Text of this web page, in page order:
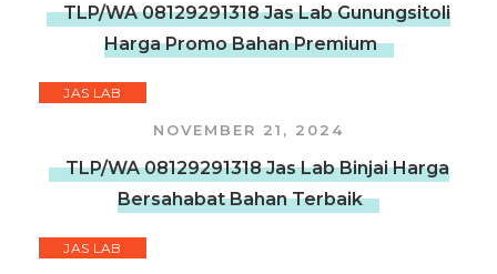
TLP/WA 08129291318 Jas Lab Gunungsitoli
Harga Promo Bahan Premium
JAS LAB
NOVEMBER 21, 2024
TLP/WA 08129291318 Jas Lab Binjai Harga
Bersahabat Bahan Terbaik
JAS LAB